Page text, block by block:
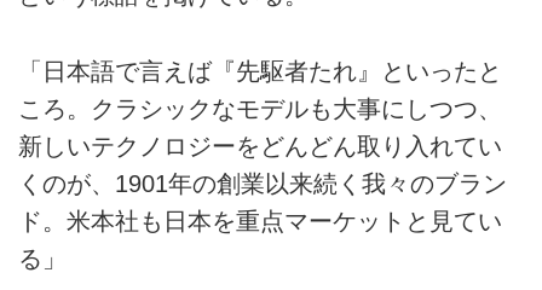
「日本語で言えば『先駆者たれ』といったと
ころ。クラシックなモデルも大事にしつつ、
新しいテクノロジーをどんどん取り入れてい
くのが、1901年の創業以来続く我々のブラン
ド。米本社も日本を重点マーケットと見てい
る」